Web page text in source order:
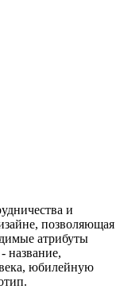
и
позволяющая
атрибуты
название,
юбилейную